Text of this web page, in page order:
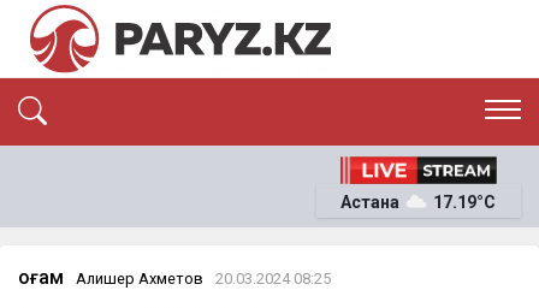
ЭКОНОМИКА
ОҚИҒА
Астана 17.19°C
Қоғам Алишер Ахметов 20.03.2024 08:25